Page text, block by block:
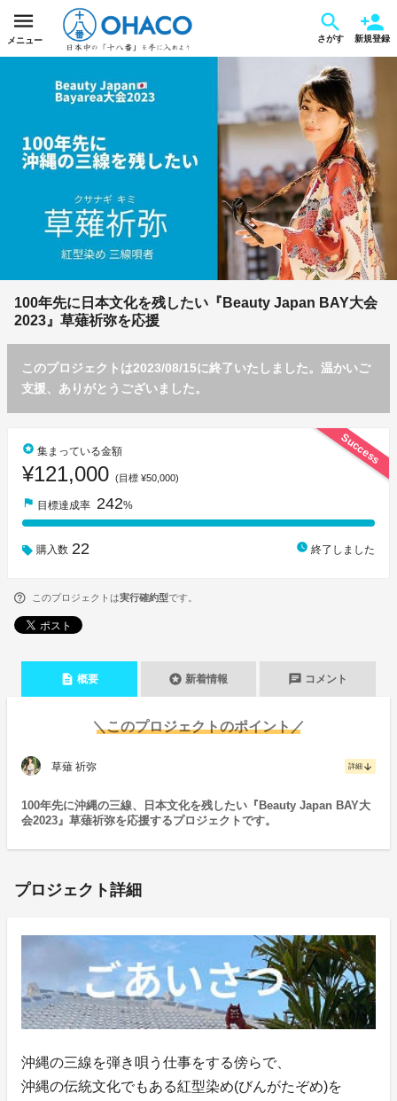
メニュー さがす 新規登録
100年先に日本文化を残したい『Beauty Japan BAY大会
2023』草薙祈弥を応援
このプロジェクトは2023/08/15に終了いたしました。温かいご
支援、ありがとうございました。
Success
stars 集まっている金額
¥121,000 (目標 ¥50,000)
flag 目標達成率 242%
購入数 22 watch_later 終了しました
このプロジェクトは実行確約型です。
description 概要 stars 新着情報 chat コメント
＼このプロジェクトのポイント／
草薙 祈弥 詳細 arrow_downward
100年先に沖縄の三線、日本文化を残したい『Beauty Japan BAY大
会2023』草薙祈弥を応援するプロジェクトです。
プロジェクト詳細
沖縄の三線を弾き唄う仕事をする傍らで、
沖縄の伝統文化でもある紅型染め(びんがたぞめ)を